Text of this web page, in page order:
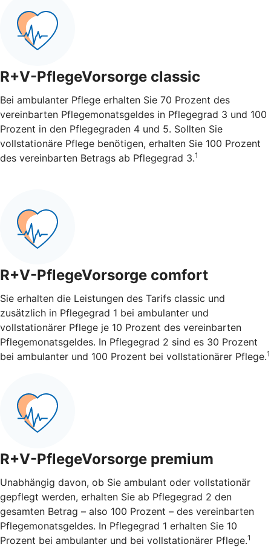
R+V-PflegeVorsorge classic
Bei ambulanter Pflege erhalten Sie 70 Prozent des
vereinbarten Pflegemonatsgeldes in Pflegegrad 3 und 100
Prozent in den Pflegegraden 4 und 5. Sollten Sie
vollstationäre Pflege benötigen, erhalten Sie 100 Prozent
des vereinbarten Betrags ab Pflegegrad 3.1
R+V-PflegeVorsorge comfort
Sie erhalten die Leistungen des Tarifs classic und
zusätzlich in Pflegegrad 1 bei ambulanter und
vollstationärer Pflege je 10 Prozent des vereinbarten
Pflegemonatsgeldes. In Pflegegrad 2 sind es 30 Prozent
bei ambulanter und 100 Prozent bei vollstationärer Pflege.1
R+V-PflegeVorsorge premium
Unabhängig davon, ob Sie ambulant oder vollstationär
gepflegt werden, erhalten Sie ab Pflegegrad 2 den
gesamten Betrag – also 100 Prozent – des vereinbarten
Pflegemonatsgeldes. In Pflegegrad 1 erhalten Sie 10
Prozent bei ambulanter und bei vollstationärer Pflege.1